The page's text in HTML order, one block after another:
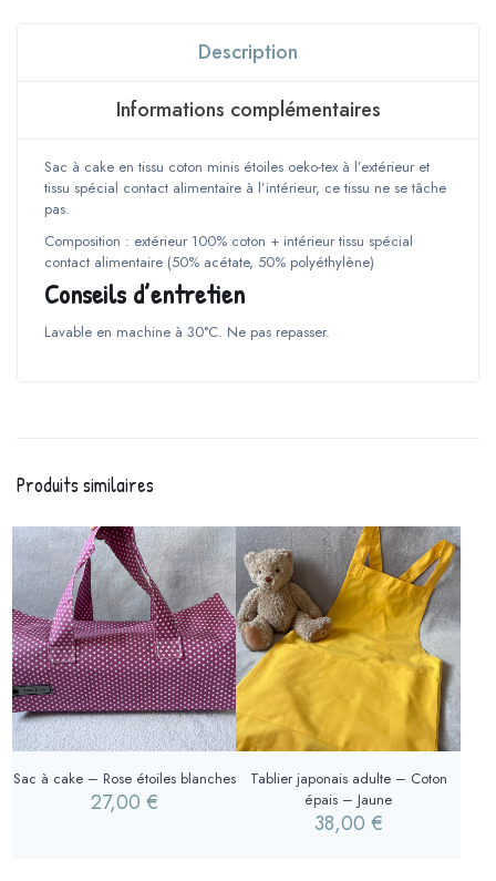
Description
Informations complémentaires
Sac à cake en tissu coton minis étoiles oeko-tex à l’extérieur et
tissu spécial contact alimentaire à l’intérieur, ce tissu ne se tâche
pas.
Composition : extérieur 100% coton + intérieur tissu spécial
contact alimentaire (50% acétate, 50% polyéthylène)
Conseils d’entretien
Lavable en machine à 30°C. Ne pas repasser.
Produits similaires
Sac à cake – Rose étoiles blanches
27,00 €
Tablier japonais adulte – Coton
épais – Jaune
38,00 €